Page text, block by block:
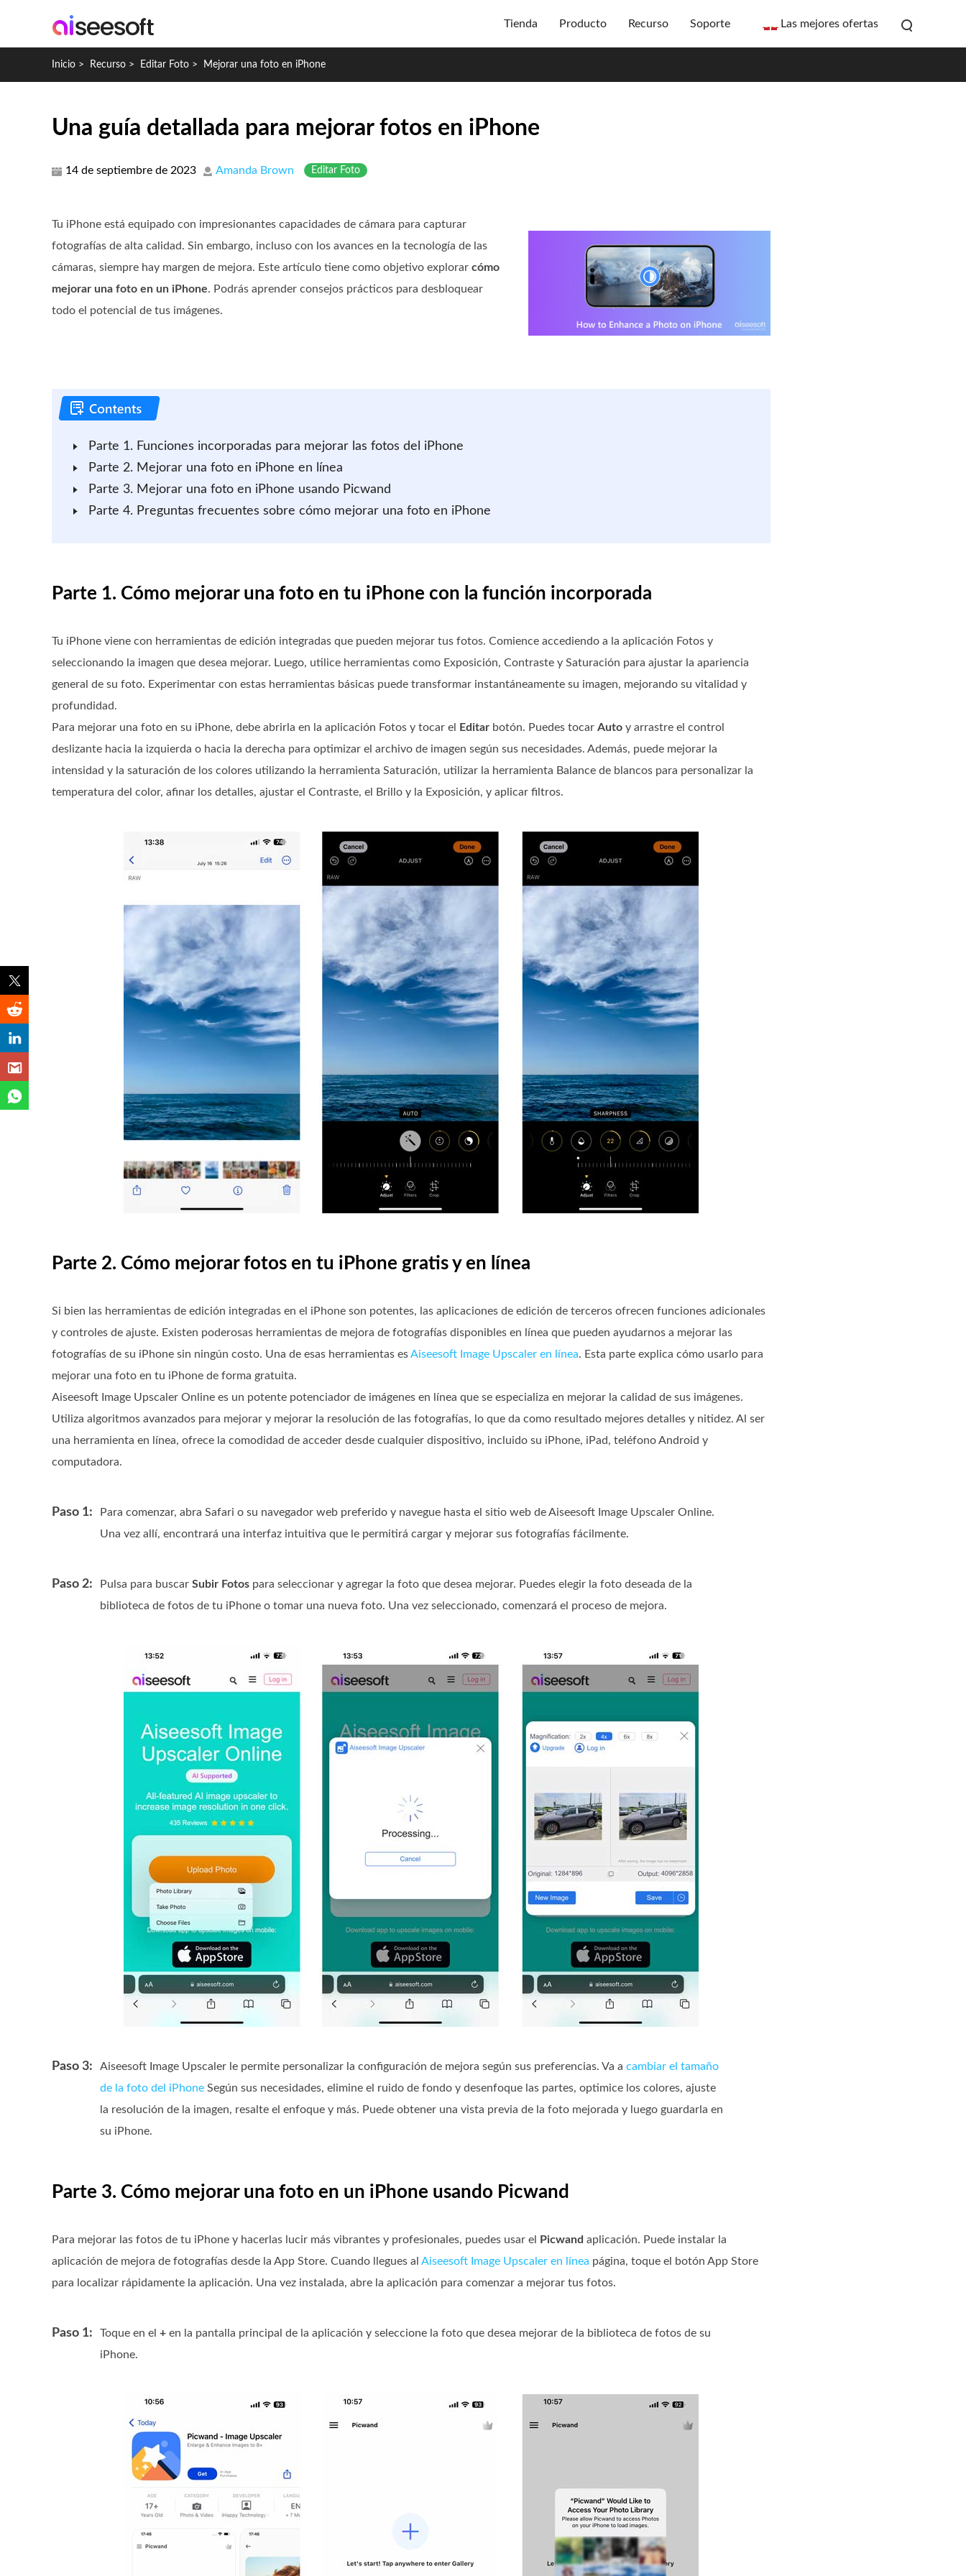
Tienda Producto Recurso Soporte Las mejores ofertas
Inicio > Recurso > Editar Foto > Mejorar una foto en iPhone
Una guía detallada para mejorar fotos en iPhone
14 de septiembre de 2023 Amanda Brown Editar Foto
Tu iPhone está equipado con impresionantes capacidades de cámara para capturar
fotografías de alta calidad. Sin embargo, incluso con los avances en la tecnología de las
cámaras, siempre hay margen de mejora. Este artículo tiene como objetivo explorar cómo
mejorar una foto en un iPhone. Podrás aprender consejos prácticos para desbloquear
todo el potencial de tus imágenes.
Parte 1. Funciones incorporadas para mejorar las fotos del iPhone
Parte 2. Mejorar una foto en iPhone en línea
Parte 3. Mejorar una foto en iPhone usando Picwand
Parte 4. Preguntas frecuentes sobre cómo mejorar una foto en iPhone
Parte 1. Cómo mejorar una foto en tu iPhone con la función incorporada
Tu iPhone viene con herramientas de edición integradas que pueden mejorar tus fotos. Comience accediendo a la aplicación Fotos y
seleccionando la imagen que desea mejorar. Luego, utilice herramientas como Exposición, Contraste y Saturación para ajustar la apariencia
general de su foto. Experimentar con estas herramientas básicas puede transformar instantáneamente su imagen, mejorando su vitalidad y
profundidad.
Para mejorar una foto en su iPhone, debe abrirla en la aplicación Fotos y tocar el
Editar botón. Puedes tocar Auto y arrastre el control
deslizante hacia la izquierda o hacia la derecha para optimizar el archivo de imagen según sus necesidades. Además, puede mejorar la
intensidad y la saturación de los colores utilizando la herramienta Saturación, utilizar la herramienta Balance de blancos para personalizar la
temperatura del color, afinar los detalles, ajustar el Contraste, el Brillo y la Exposición, y aplicar filtros.
Parte 2. Cómo mejorar fotos en tu iPhone gratis y en línea
Si bien las herramientas de edición integradas en el iPhone son potentes, las aplicaciones de edición de terceros ofrecen funciones adicionales
y controles de ajuste. Existen poderosas herramientas de mejora de fotografías disponibles en línea que pueden ayudarnos a mejorar las
fotografías de su iPhone sin ningún costo. Una de esas herramientas esAiseesoft Image Upscaler en línea. Esta parte explica cómo usarlo para
mejorar una foto en tu iPhone de forma gratuita.
Aiseesoft Image Upscaler Online es un potente potenciador de imágenes en línea que se especializa en mejorar la calidad de sus imágenes.
Utiliza algoritmos avanzados para mejorar y mejorar la resolución de las fotografías, lo que da como resultado mejores detalles y nitidez. Al ser
una herramienta en línea, ofrece la comodidad de acceder desde cualquier dispositivo, incluido su iPhone, iPad, teléfono Android y
computadora.
Paso 1:
Para comenzar, abra Safari o su navegador web preferido y navegue hasta el sitio web de Aiseesoft Image Upscaler Online.
Una vez allí, encontrará una interfaz intuitiva que le permitirá cargar y mejorar sus fotografías fácilmente.
Paso 2: Pulsa para buscar Subir Fotos para seleccionar y agregar la foto que desea mejorar. Puedes elegir la foto deseada de la
biblioteca de fotos de tu iPhone o tomar una nueva foto. Una vez seleccionado, comenzará el proceso de mejora.
Paso 3: Aiseesoft Image Upscaler le permite personalizar la configuración de mejora según sus preferencias. Va a cambiar el tamaño
de la foto del iPhone Según sus necesidades, elimine el ruido de fondo y desenfoque las partes, optimice los colores, ajuste
la resolución de la imagen, resalte el enfoque y más. Puede obtener una vista previa de la foto mejorada y luego guardarla en
su iPhone.
Parte 3. Cómo mejorar una foto en un iPhone usando Picwand
Para mejorar las fotos de tu iPhone y hacerlas lucir más vibrantes y profesionales, puedes usar el Picwand aplicación. Puede instalar la
aplicación de mejora de fotografías desde la App Store. Cuando llegues al Aiseesoft Image Upscaler en línea página, toque el botón App Store
para localizar rápidamente la aplicación. Una vez instalada, abre la aplicación para comenzar a mejorar tus fotos.
Paso 1: Toque en el + en la pantalla principal de la aplicación y seleccione la foto que desea mejorar de la biblioteca de fotos de su
iPhone.